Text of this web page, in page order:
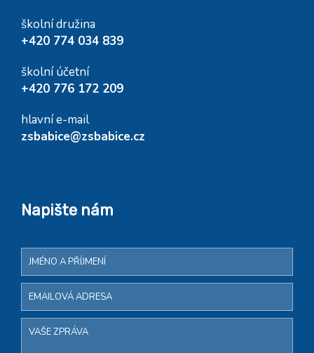
školní družina
+420 774 034 839
školní účetní
+420 776 172 209
hlavní e-mail
zsbabice@zsbabice.cz
Napište nám